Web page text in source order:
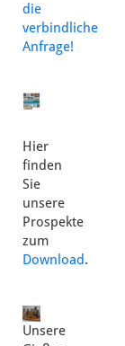
die
verbindliche
Anfrage!
Hier
finden
Sie
unsere
Prospekte
zum
Download.
Unsere